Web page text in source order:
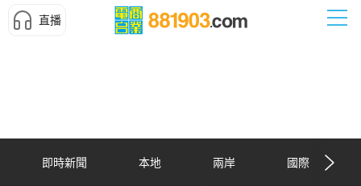
直播
即時新聞 本地 兩岸 國際